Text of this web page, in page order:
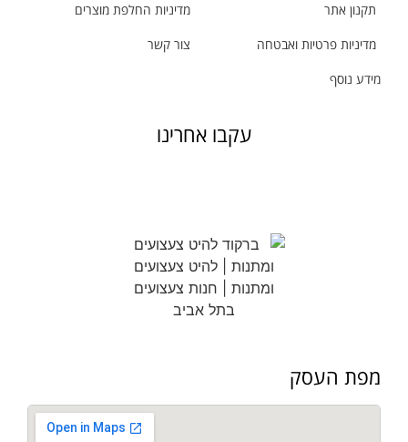
תקנון אתר
מדיניות פרטיות ואבטחה
מידע נוסף
מדיניות החלפת מוצרים
צור קשר
עקבו אחרינו
מפת העסק